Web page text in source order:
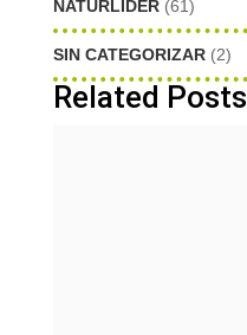
NATURLIDER (61)
SIN CATEGORIZAR (2)
Related Posts